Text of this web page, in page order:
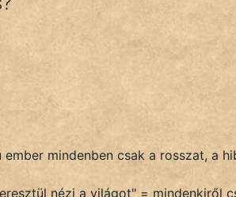
mindenben csak a rosszat, a
nézi a világot" = mindenkiről